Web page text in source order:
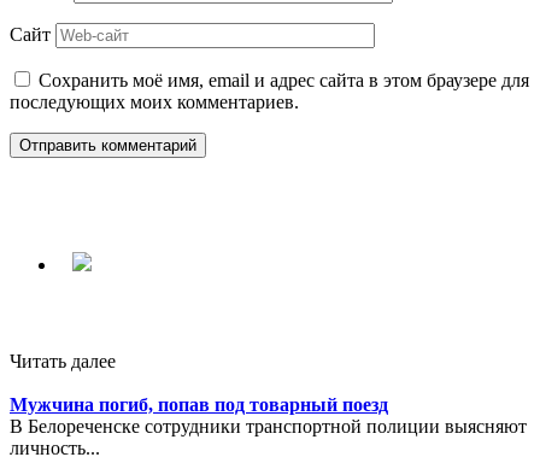
Сайт
Сохранить моё имя, email и адрес сайта в этом браузере для
последующих моих комментариев.
Читать далее
Мужчина погиб, попав под товарный поезд
В Белореченске сотрудники транспортной полиции выясняют
личность...